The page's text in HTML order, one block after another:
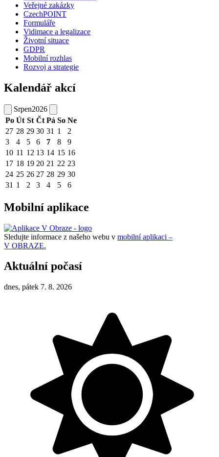
Veřejné zakázky
CzechPOINT
Formuláře
Vidimace a legalizace
Životní situace
GDPR
Mobilní rozhlas
Rozvoj a strategie
Kalendář akcí
Srpen2026
Po Út St Čt Pá So Ne
27 28 29 30 31 1
2
3
4 5 6 7 8
9
10 11 12 13 14 15 16
17 18 19 20 21 22 23
24 25 26 27 28 29 30
31 1 2 3 4 5 6
Mobilní aplikace
Sledujte informace z našeho webu v mobilní aplikaci –
V OBRAZE.
Aktuální počasí
dnes, pátek 7. 8. 2026